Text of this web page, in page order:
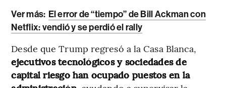
Ver más: El error de “tiempo” de Bill Ackman con
Netflix: vendió y se perdió el rally
Desde que Trump regresó a la Casa Blanca,
ejecutivos tecnológicos y sociedades de
capital riesgo han ocupado puestos en la